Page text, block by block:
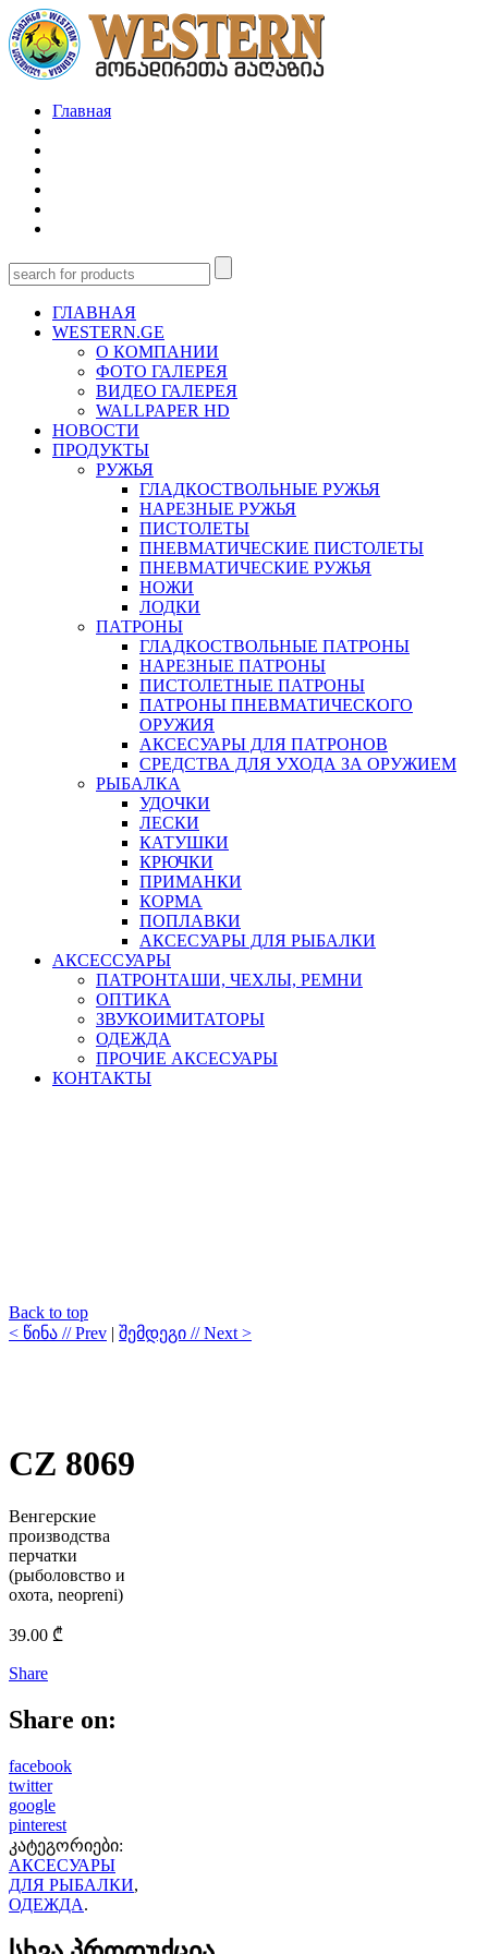
Главная
ГЛАВНАЯ
WESTERN.GE
О КОМПАНИИ
ФОТО ГАЛЕРЕЯ
ВИДЕО ГАЛЕРЕЯ
WALLPAPER HD
НОВОСТИ
ПРОДУКТЫ
РУЖЬЯ
ГЛАДКОСТВОЛЬНЫЕ РУЖЬЯ
НАРЕЗНЫЕ РУЖЬЯ
ПИСТОЛЕТЫ
ПНЕВМАТИЧЕСКИЕ ПИСТОЛЕТЫ
ПНЕВМАТИЧЕСКИЕ РУЖЬЯ
НОЖИ
ЛОДКИ
ПАТРОНЫ
ГЛАДКОСТВОЛЬНЫЕ ПАТРОНЫ
НАРЕЗНЫЕ ПАТРОНЫ
ПИСТОЛЕТНЫЕ ПАТРОНЫ
ПАТРОНЫ ПНЕВМАТИЧЕСКОГО
ОРУЖИЯ
АКСЕСУАРЫ ДЛЯ ПАТРОНОВ
СРЕДСТВА ДЛЯ УХОДА ЗА ОРУЖИЕМ
РЫБАЛКА
УДОЧКИ
ЛЕСКИ
КАТУШКИ
КРЮЧКИ
ПРИМАНКИ
КОРМА
ПОПЛАВКИ
АКСЕСУАРЫ ДЛЯ РЫБАЛКИ
АКСЕССУАРЫ
ПАТРОНТАШИ, ЧЕХЛЫ, РЕМНИ
ОПТИКА
ЗВУКОИМИТАТОРЫ
ОДЕЖДА
ПРОЧИЕ АКСЕСУАРЫ
КОНТАКТЫ
Back to top
< წინა // Prev | შემდეგი // Next >
CZ 8069
Венгерские
производства
перчатки
(рыболовство и
охота, neopreni)
39.00 ₾
Share
Share on:
facebook
twitter
google
pinterest
კატეგორიები:
АКСЕСУАРЫ
ДЛЯ РЫБАЛКИ,
ОДЕЖДА.